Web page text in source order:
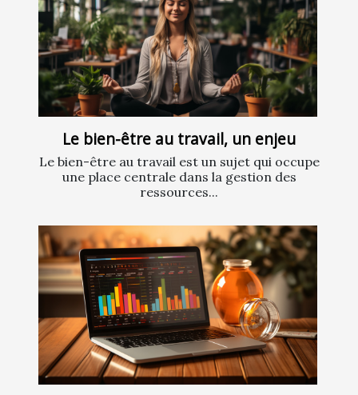
Le bien-être au travail, un enjeu
Le bien-être au travail est un sujet qui occupe
une place centrale dans la gestion des
ressources...